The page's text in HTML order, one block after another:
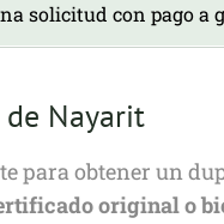
solicitud con pago a
Nayarit
para obtener un
original o